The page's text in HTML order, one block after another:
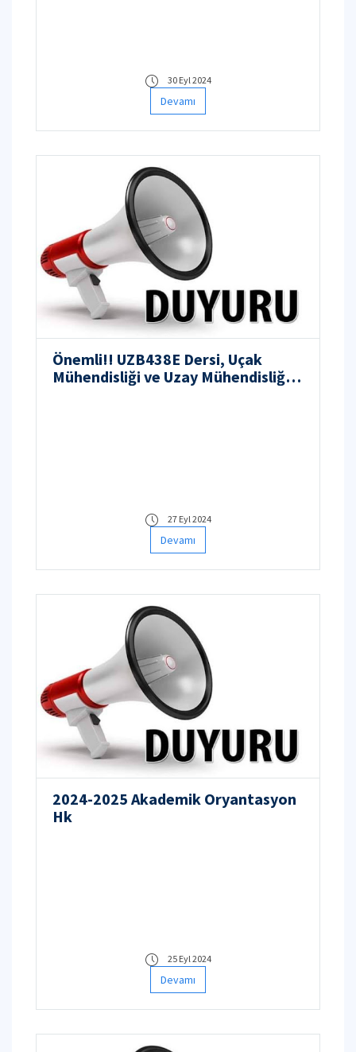
30 Eyl 2024
Devamı
Önemli!! UZB438E Dersi, Uçak
Mühendisliği ve Uzay Mühendisliği
27 Eyl 2024
Devamı
2024-2025 Akademik Oryantasyon
Hk
25 Eyl 2024
Devamı